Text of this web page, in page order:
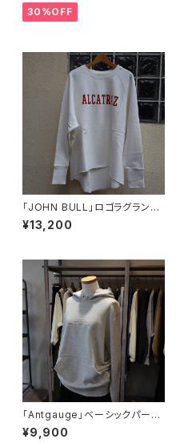
30%OFF
「JOHN BULL」ロゴラグランス
ウェット
¥13,200
「Antgauge」ベーシックパーカ
ー
¥9,900